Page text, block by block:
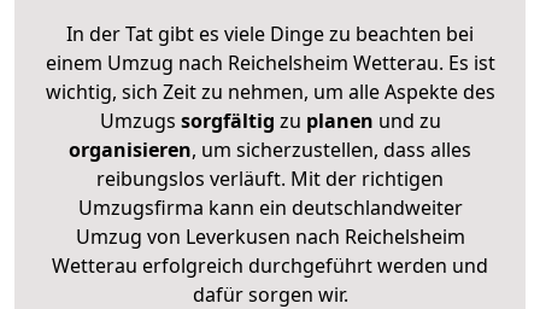
In der Tat gibt es viele Dinge zu beachten bei
einem Umzug nach Reichelsheim Wetterau. Es ist
wichtig, sich Zeit zu nehmen, um alle Aspekte des
Umzugs sorgfältig zu planen und zu
organisieren, um sicherzustellen, dass alles
reibungslos verläuft. Mit der richtigen
Umzugsfirma kann ein deutschlandweiter
Umzug von Leverkusen nach Reichelsheim
Wetterau erfolgreich durchgeführt werden und
dafür sorgen wir.